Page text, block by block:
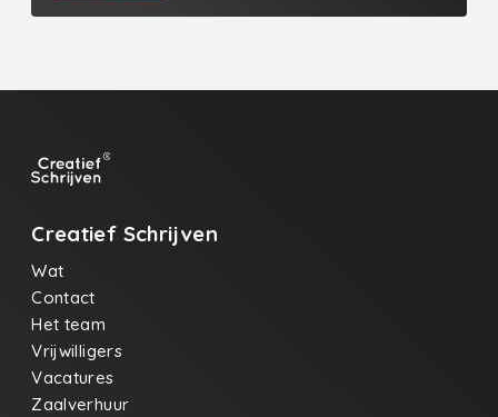
Creatief Schrijven
Wat
Contact
Het team
Vrijwilligers
Vacatures
Zaalverhuur